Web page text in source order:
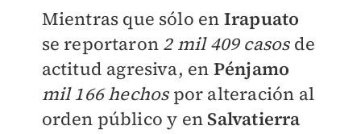
Mientras que sólo en Irapuato
se reportaron 2 mil 409 casosde
actitud agresiva, en Pénjamo
mil 166 hechospor alteración al
orden público y en Salvatierra